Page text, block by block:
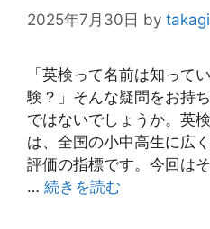
2025年7月30日 by
「英検って名前は知って
験？」そんな疑問をお持
ではないでしょうか。英
は、全国の小中高生に広
評価の指標です。今回は
… 続きを読む